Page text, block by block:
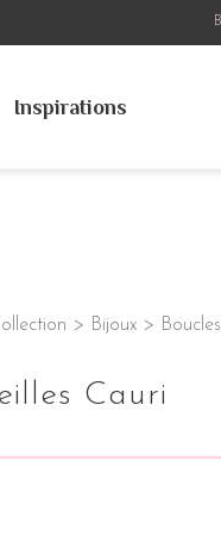
Inspirations
> Bijoux > Boucles
Cauri